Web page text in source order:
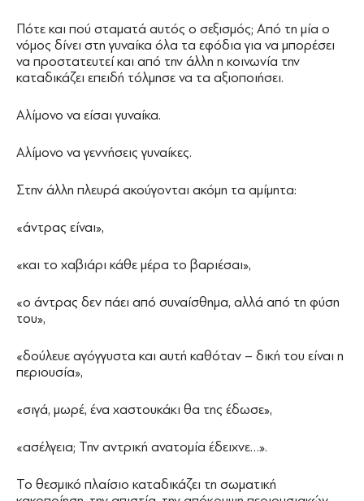
Πότε και πού σταματά αυτός ο σεξισμός; Από τη μία ο
νόμος δίνει στη γυναίκα όλα τα εφόδια για να μπορέσει
να προστατευτεί και από την άλλη η κοινωνία την
καταδικάζει επειδή τόλμησε να τα αξιοποιήσει.
Αλίμονο να είσαι γυναίκα.
Αλίμονο να γεννήσεις γυναίκες.
Στην άλλη πλευρά ακούγονται ακόμη τα αμίμητα:
«άντρας είναι»,
«και το χαβιάρι κάθε μέρα το βαριέσαι»,
«ο άντρας δεν πάει από συναίσθημα, αλλά από τη φύση
του»,
«δούλευε αγόγγυστα και αυτή καθόταν – δική του είναι η
περιουσία»,
«σιγά, μωρέ, ένα χαστουκάκι θα της έδωσε»,
«ασέλγεια; Την αντρική ανατομία έδειχνε…».
Το θεσμικό πλαίσιο καταδικάζει τη σωματική